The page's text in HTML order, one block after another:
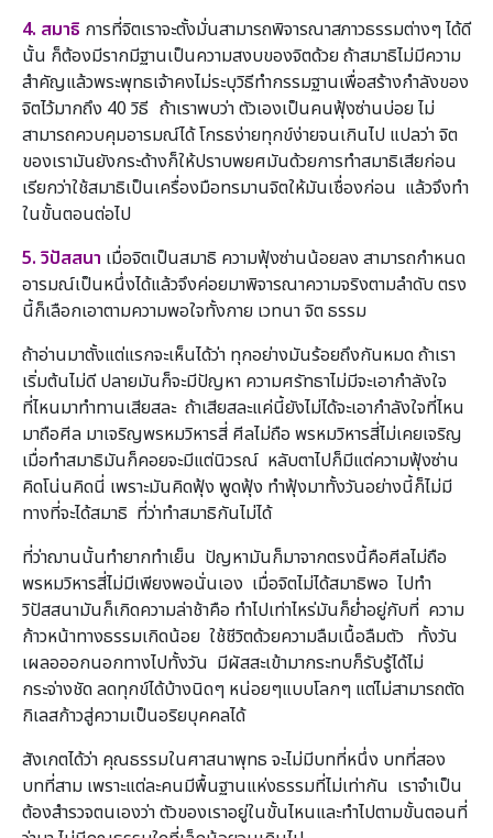
4. สมาธิ การที่จิตเราจะตั้งมั่นสามารถพิจารณาสภาวธรรมต่างๆ ได้ดี
นั้น ก็ต้องมีรากมีฐานเป็นความสงบของจิตด้วย ถ้าสมาธิไม่มีความ
สำคัญแล้วพระพุทธเจ้าคงไม่ระบุวิธีทำกรรมฐานเพื่อสร้างกำลังของ
จิตไว้มากถึง 40 วิธี ถ้าเราพบว่า ตัวเองเป็นคนฟุ้งซ่านบ่อย ไม่
สามารถควบคุมอารมณ์ได้ โกรธง่ายทุกข์ง่ายจนเกินไป แปลว่า จิต
ของเรามันยังกระด้างก็ให้ปราบพยศมันด้วยการทำสมาธิเสียก่อน
เรียกว่าใช้สมาธิเป็นเครื่องมือทรมานจิตให้มันเชื่องก่อน แล้วจึงทำ
ในขั้นตอนต่อไป
5. วิปัสสนา เมื่อจิตเป็นสมาธิ ความฟุ้งซ่านน้อยลง สามารถกำหนด
อารมณ์เป็นหนึ่งได้แล้วจึงค่อยมาพิจารณาความจริงตามลำดับ ตรง
นี้ก็เลือกเอาตามความพอใจทั้งกาย เวทนา จิต ธรรม
ถ้าอ่านมาตั้งแต่แรกจะเห็นได้ว่า ทุกอย่างมันร้อยถึงกันหมด ถ้าเรา
เริ่มต้นไม่ดี ปลายมันก็จะมีปัญหา ความศรัทธาไม่มีจะเอากำลังใจ
ที่ไหนมาทำทานเสียสละ ถ้าเสียสละแค่นี้ยังไม่ได้จะเอากำลังใจที่ไหน
มาถือศีล มาเจริญพรหมวิหารสี่ ศีลไม่ถือ พรหมวิหารสี่ไม่เคยเจริญ
เมื่อทำสมาธิมันก็คอยจะมีแต่นิวรณ์ หลับตาไปก็มีแต่ความฟุ้งซ่าน
คิดโน่นคิดนี่ เพราะมันคิดฟุ้ง พูดฟุ้ง ทำฟุ้งมาทั้งวันอย่างนี้ก็ไม่มี
ทางที่จะได้สมาธิ ที่ว่าทำสมาธิกันไม่ได้
ที่ว่าฌานนั้นทำยากทำเย็น ปัญหามันก็มาจากตรงนี้คือศีลไม่ถือ
พรหมวิหารสี่ไม่มีเพียงพอนั่นเอง เมื่อจิตไม่ได้สมาธิพอ ไปทำ
วิปัสสนามันก็เกิดความล่าช้าคือ ทำไปเท่าไหร่มันก็ย่ำอยู่กับที่ ความ
ก้าวหน้าทางธรรมเกิดน้อย ใช้ชีวิตด้วยความลืมเนื้อลืมตัว ทั้งวัน
เผลอออกนอกทางไปทั้งวัน มีผัสสะเข้ามากระทบก็รับรู้ได้ไม่
กระจ่างชัด ลดทุกข์ได้บ้างนิดๆ หน่อยๆแบบโลกๆ แต่ไม่สามารถตัด
กิเลสก้าวสู่ความเป็นอริยบุคคลได้
สังเกตได้ว่า คุณธรรมในศาสนาพุทธ จะไม่มีบทที่หนึ่ง บทที่สอง
บทที่สาม เพราะแต่ละคนมีพื้นฐานแห่งธรรมที่ไม่เท่ากัน เราจำเป็น
ต้องสำรวจตนเองว่า ตัวของเราอยู่ในขั้นไหนและทำไปตามขั้นตอนที่